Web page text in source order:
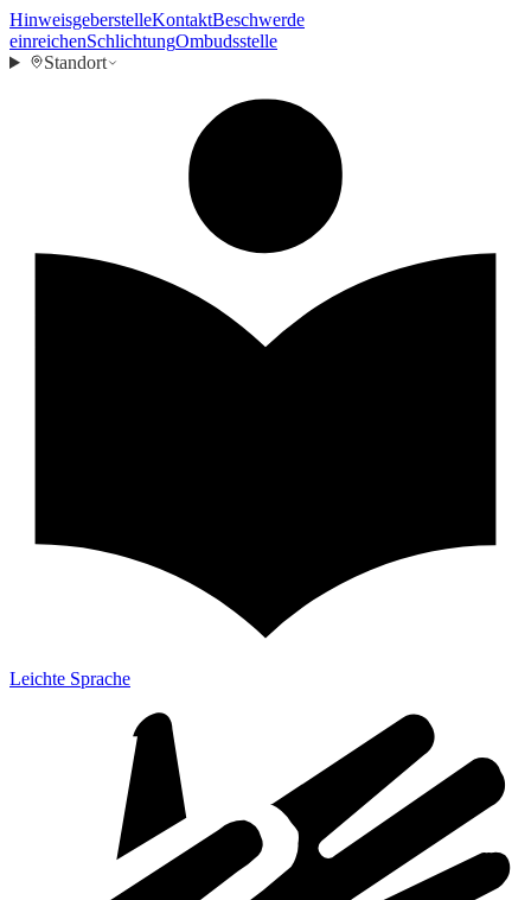
HinweisgeberstelleKontaktBeschwerde
einreichenSchlichtungOmbudsstelle
Standort
Leichte Sprache